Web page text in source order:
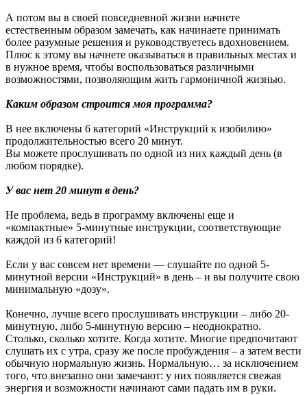
А потом вы в своей повседневной жизни начнете
естественным образом замечать, как начинаете принимать
более разумные решения и руководствуетесь вдохновением.
Плюс к этому вы начнете оказываться в правильных местах и
в нужное время, чтобы воспользоваться различными
возможностями, позволяющим жить гармоничной жизнью.
Каким образом строится моя программа?
В нее включены 6 категорий «Инструкций к изобилию»
продолжительностью всего 20 минут.
Вы можете прослушивать по одной из них каждый день (в
любом порядке).
У вас нет 20 минут в день?
Не проблема, ведь в программу включены еще и
«компактные» 5-минутные инструкции, соответствующие
каждой из 6 категорий!
Если у вас совсем нет времени — слушайте по одной 5-
минутной версии «Инструкций» в день – и вы получите свою
минимальную «дозу».
Конечно, лучше всего прослушивать инструкции – либо 20-
минутную, либо 5-минутную версию – неоднократно.
Столько, сколько хотите. Когда хотите. Многие предпочитают
слушать их с утра, сразу же после пробуждения – а затем вести
обычную нормальную жизнь. Нормальную… за исключением
того, что внезапно они замечают: у них появляется свежая
энергия и возможности начинают сами падать им в руки.